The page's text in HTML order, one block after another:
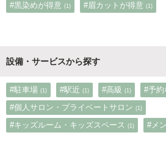
#黒染めが得意 (1) #眉カットが得意 (1)
設備・サービスから探す
#駐車場 (1) #駅近 (1) #高級 (1) #予約
#個人サロン・プライベートサロン (1)
#キッズルーム・キッズスペース (1) #メ